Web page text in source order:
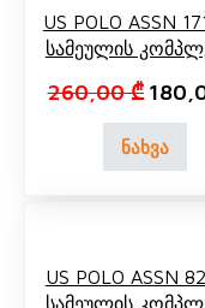
US POLO ASSN
Სამეულის
260,00₾
ნახვა
US POLO ASSN
Სამეულის